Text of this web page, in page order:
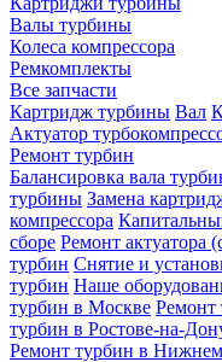
Валы турбины
Колеса компрессора
Ремкомплекты
Все запчасти
Картридж турбины Вал
Актуатор
Ремонт турбин
Балансировка вала
турбины Замена
компрессора
сборе Ремонт актуатора
турбин Снятие и
турбин Наше
турбин в Москве Ремонт
турбин в Ростове-на-
Ремонт турбин в